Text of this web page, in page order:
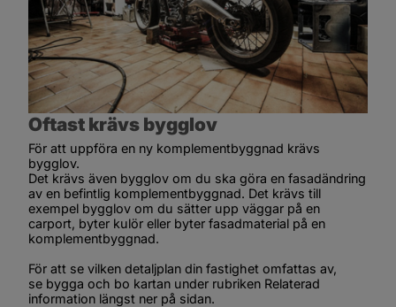
Oftast krävs bygglov
För att uppföra en ny komplementbyggnad krävs
bygglov.
Det krävs även bygglov om du ska göra en fasadändring
av en befintlig komplementbyggnad. Det krävs till
exempel bygglov om du sätter upp väggar på en
carport, byter kulör eller byter fasadmaterial på en
komplementbyggnad.
För att se vilken detaljplan din fastighet omfattas av,
se bygga och bo kartan under rubriken Relaterad
information längst ner på sidan.